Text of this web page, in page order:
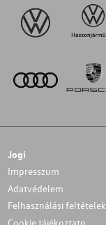
Jogi
Impresszum
Adatvédelem
Felhasználási feltételek